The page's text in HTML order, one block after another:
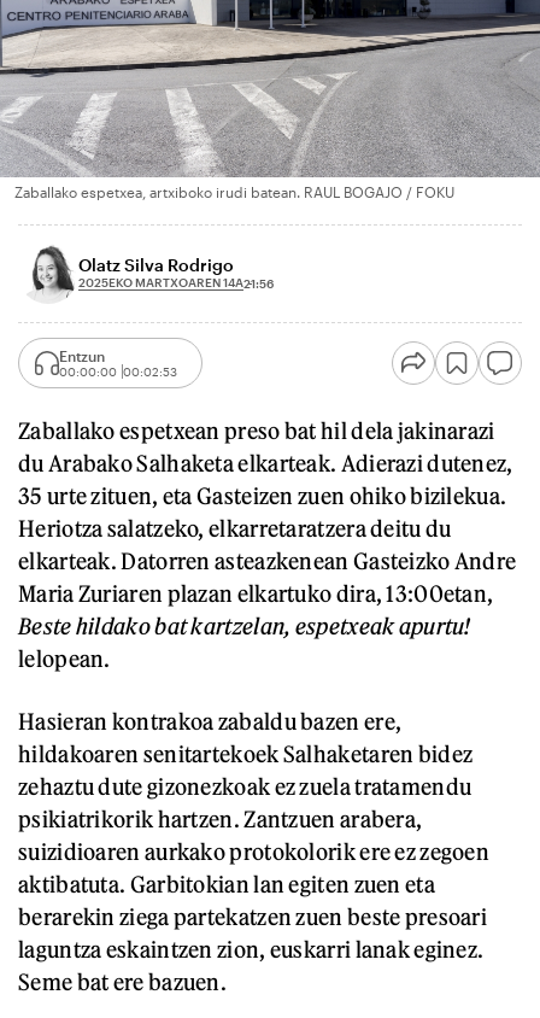
Zaballako espetxea, artxiboko irudi batean. RAUL BOGAJO / FOKU
Olatz Silva Rodrigo
2025EKO MARTXOAREN 14A21:56
Entzun
00:00:00 00:02:53
Zaballako espetxean preso bat hil dela jakinarazi
du Arabako Salhaketa elkarteak. Adierazi dutenez,
35 urte zituen, eta Gasteizen zuen ohiko bizilekua.
Heriotza salatzeko, elkarretaratzera deitu du
elkarteak. Datorren asteazkenean Gasteizko Andre
Maria Zuriaren plazan elkartuko dira, 13:00etan,
Beste hildako bat kartzelan, espetxeak apurtu!
lelopean.
Hasieran kontrakoa zabaldu bazen ere,
hildakoaren senitartekoek Salhaketaren bidez
zehaztu dute gizonezkoak ez zuela tratamendu
psikiatrikorik hartzen. Zantzuen arabera,
suizidioaren aurkako protokolorik ere ez zegoen
aktibatuta. Garbitokian lan egiten zuen eta
berarekin ziega partekatzen zuen beste presoari
laguntza eskaintzen zion, euskarri lanak eginez.
Seme bat ere bazuen.